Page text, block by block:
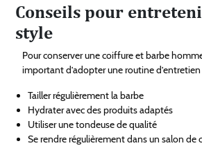
Conseils pour
style
Pour conserver une coiffure et barbe
important d’adopter une routine d’entretien
Tailler régulièrement la barbe
Hydrater avec des produits adaptés
Utiliser une tondeuse de qualité
Se rendre régulièrement dans un salon de